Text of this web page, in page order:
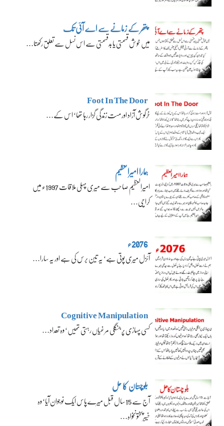
پتھر کے زمانے سے اے آئی تک
میں خوش قسمتی یا بدقسمتی سے اس نسل سے تعلق رکھتا…
Foot In The Door
خرگوش آزاد اور مست زندگی گزار رہا تھا‘ اس کے…
ہمارا امیرالعظیم
امیرالعظیم صاحب سے میری پہلی ملاقات 1997ء میں
کراچی…
2076ء
آئزل میری پوتی ہے‘ یہ تین برس کی ہے اور یہ سارا…
Cognitive Manipulation
کسی پہاڑی پر جنگلی مرغیاں رہتی تھیں‘ وہ تعداد…
بلوچستان کا حل
آج سے 15 سال قبل میرے پاس ایک نوجوان آیا‘ وہ
خیبرپختونخواہ…